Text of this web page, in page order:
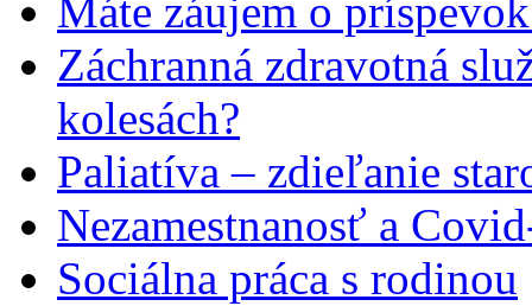
Máte záujem o
Záchranná zdravotná
kolesách?
Paliatíva – zdieľanie
Nezamestnanosť a
Sociálna práca s rodinou